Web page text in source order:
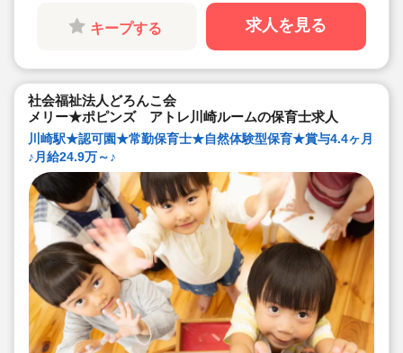
に3日間付与されるので安心です！
◇各種研修を無理なく実施し、ブランクある方や
未経験の方も安心！主任・副園長・園長とキャリ
アアップ可能！
キープする 求人を見る
社会福祉法人どろんこ会
メリー★ポピンズ アトレ川崎ルームの保育士求人
川崎駅★認可園★常勤保育士★自然体験型保育★賞与4.4ヶ月
♪月給24.9万～♪